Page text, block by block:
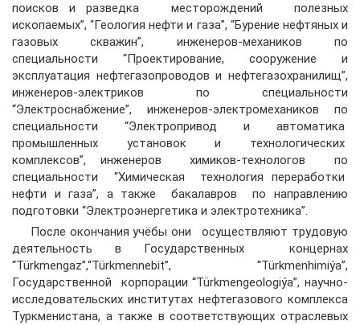
поисков и разведка месторождений полезных
ископаемых”, “Геология нефти и газа”, “Бурение нефтяных и
газовых скважин”, инженеров-механиков по
специальности “Проектирование, сооружение и
эксплуатация нефтегазопроводов и нефтегазохранилищ”,
инженеров-электриков по специальности
“Электроснабжение”, инженеров-электромехаников по
специальности “Электропривод и автоматика
промышленных установок и технологических
комплексов”, инженеров химиков-технологов по
специальности “Химическая технология переработки
нефти и газа”, а также бакалавров по направлению
подготовки “Электроэнергетика и электротехника”.
После окончания учёбы они осуществляют трудовую
деятельность в Государственных концернах
“Türkmengaz”,“Türkmennebit”, “Türkmenhimiýa”,
Государственной корпорации “Türkmengeologiýa”, научно-
исследовательских институтах нефтегазового комплекса
Туркменистана, а также в соответствующих отраслевых